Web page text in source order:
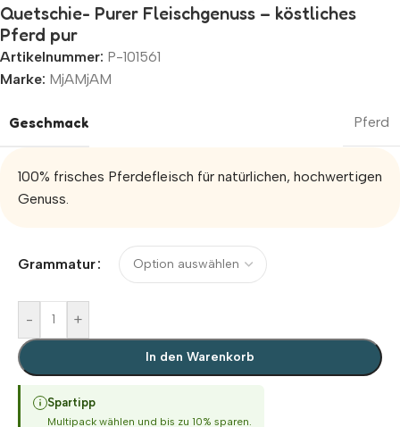
Quetschie- Purer Fleischgenuss – köstliches
Pferd pur
Artikelnummer: P-101561
Marke: MjAMjAM
Geschmack Pferd
100% frisches Pferdefleisch für natürlichen, hochwertigen
Genuss.
Grammatur
- +
In den Warenkorb
Alternative:
Spartipp
Multipack wählen und bis zu 10% sparen.